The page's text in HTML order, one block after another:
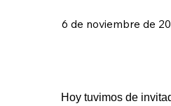
6 de noviembre de
Hoy tuvimos de